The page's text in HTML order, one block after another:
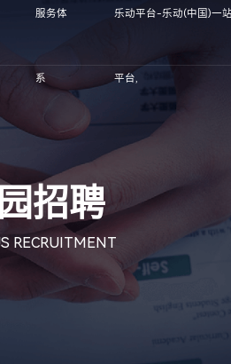
服务体
系
乐动平台-乐动(中国)一
平台,
招聘
RECRUITMENT